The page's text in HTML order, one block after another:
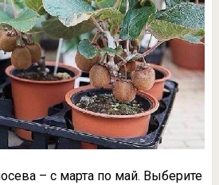
– с марта по май. Выберите